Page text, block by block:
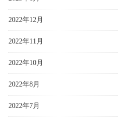
2022年12月
2022年11月
2022年10月
2022年8月
2022年7月